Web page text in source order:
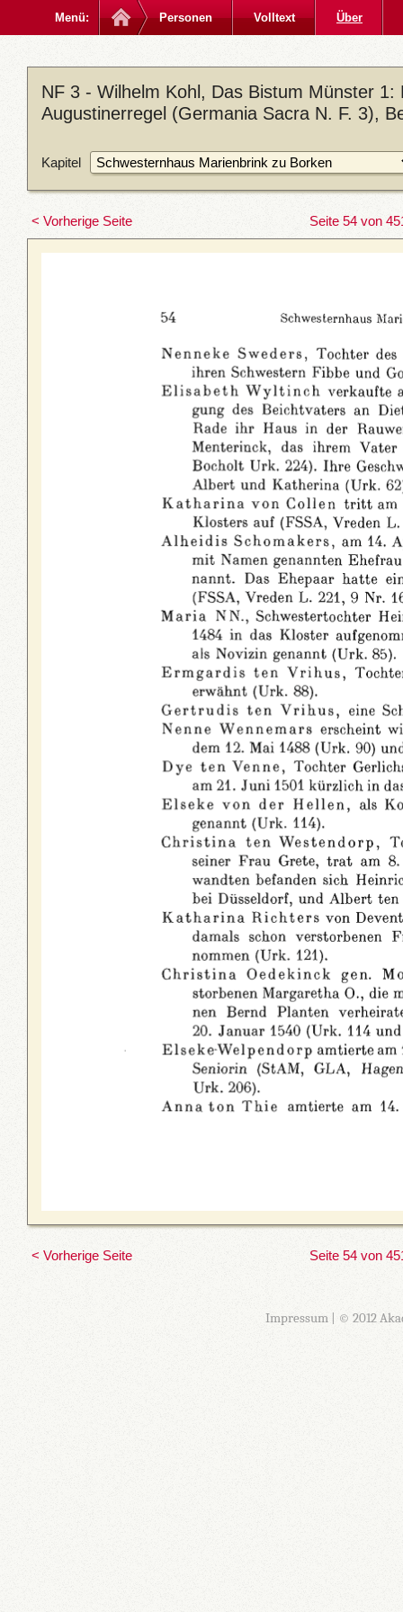
Menü: Personen Volltext Über
NF 3 - Wilhelm Kohl, Das Bistum Münster
Augustinerregel (Germania Sacra N. F. 3),
Kapitel
< Vorherige Seite Seite 54 von
< Vorherige Seite Seite 54 von
Impressum| © 2012